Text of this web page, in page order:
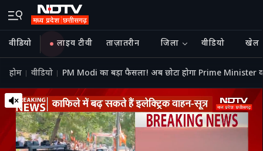
वीडियो लाइव टीवी ताज़ातरीन जिला वीडियो खेल
होम वीडियो PM Modi का बड़ा फैसला! अब छोटा होगा Prime Minister